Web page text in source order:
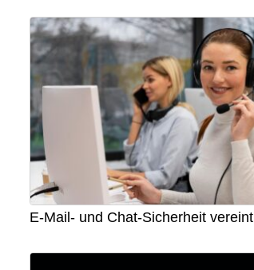
E-Mail- und Chat-Sicherheit vereint